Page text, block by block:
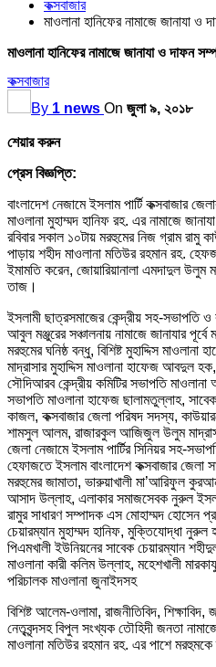
কক্সবাজার
মাওলানা হানিফের নামাজে জানাযা ও
মাওলানা হানিফের নামাজে জানাযা ও দাফন
কক্সবাজার
By 1 news On জুলা ৯, ২০১৮
শেয়ার করুন
প্রেস বিজ্ঞপ্তি:
বাংলাদেশ নেজামে ইসলাম পার্টি কক্সবাজার
মাওলানা মুহাম্মদ হানিফ রহ. এর নামাজে
রবিবার সকাল ১০টায় মরহুমের নিজ গ্রাম রামু
পাড়ায় শহীদ মাওলানা মতিউর রহমান রহ.
ইমামতি করেন, জোয়ারিয়ানালা এমদাদুল উলুম
তাজ।
ইসলামী ছাত্রসমাজের কেন্দ্রীয় সহ-সভাপতি
আবুল মঞ্জুরের সঞ্চালনায় নামাজে জানাযার
মরহুমের ঘনিষ্ঠ বন্ধু, বিশিষ্ট মুহাদ্দিস
মাদ্রাসার মুহাদ্দিস মাওলানা হাফেজ আবদুল হক,
সৌদিআরব কেন্দ্রীয় কমিটির সভাপতি মাওলানা
সভাপতি মাওলানা হাফেজ ছালামতুল্লাহ,
কাজল, কক্সবাজার জেলা পরিষদ সদস্য,
শামসুল আলম, রাজারকুল আজিজুল উলুম
জেলা নেজামে ইসলাম পার্টির সিনিয়র সহ-
হেফাজতে ইসলাম বাংলাদেশ কক্সবাজার জেলা
মরহুমের জামাতা, ভারুয়াখালী মা’আরিফুল
আসাদ উল্লাহ, এলাকার সমাজসেবক নুরুল
রামুর সাধারণ সম্পাদক এস মোহাম্মদ হোসেন
চেয়ারম্যান মুহাম্মদ হানিফ, মুক্তিযোদ্ধা
পিএমখালী ইউনিয়নের সাবেক চেয়ারম্যান
মাওলানা কারী কলিম উল্লাহ, মহেশখালী
পরিচালক মাওলানা জুনাইদসহ
বিশিষ্ট আলেম-ওলামা, রাজনীতিবিদ,
নেতৃবৃন্দসহ বিপুল সংখ্যক তৌহিদী জনতা
মাওলানা মতিউর রহমান রহ. এর পাশে